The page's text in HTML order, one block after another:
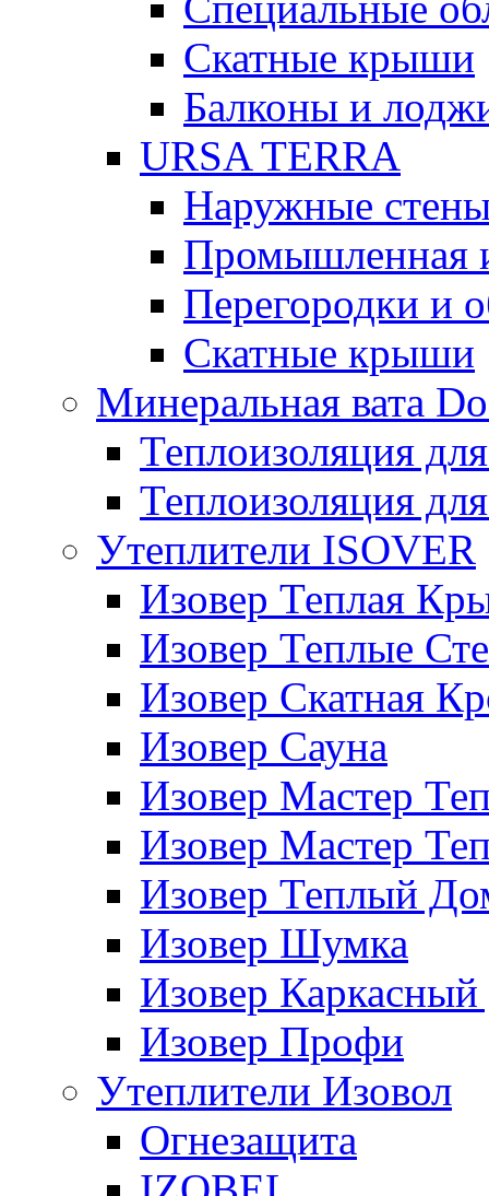
Скатные крыши
Балконы и
URSA TERRA
Наружные
Промышленная
Перегородки и
Скатные крыши
Минеральная вата
Теплоизоляция
Теплоизоляция
Утеплители ISOVER
Изовер Теплая
Изовер Теплые
Изовер Скатная
Изовер Сауна
Изовер Мастер
Изовер Мастер
Изовер Теплый
Изовер Шумка
Изовер
Изовер Профи
Утеплители Изовол
Огнезащита